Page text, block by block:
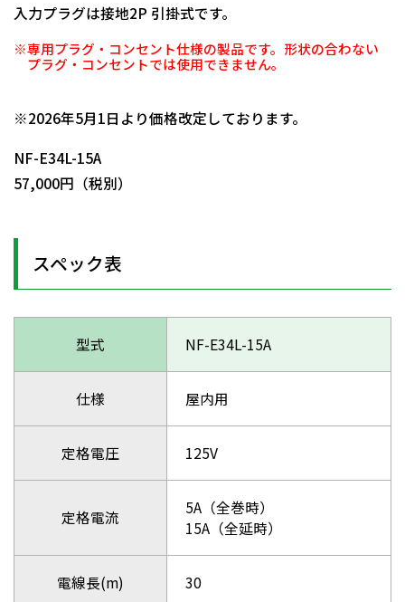
入力プラグは接地2P 引掛式です。
※専用プラグ・コンセント仕様の製品です。形状の合わない
プラグ・コンセントでは使用できません。
※2026年5月1日より価格改定しております。
NF-E34L-15A
57,000円（税別）
スペック表
型式 NF-E34L-15A
仕様 屋内用
定格電圧 125V
定格電流
5A（全巻時）
15A（全延時）
電線長(m) 30